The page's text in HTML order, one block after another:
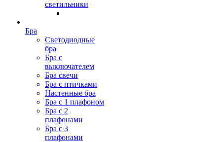
светильники
Бра
Светодиодные
бра
Бра с
выключателем
Бра свечи
Бра с птичками
Настенные бра
Бра с 1 плафоном
Бра с 2
плафонами
Бра с 3
плафонами